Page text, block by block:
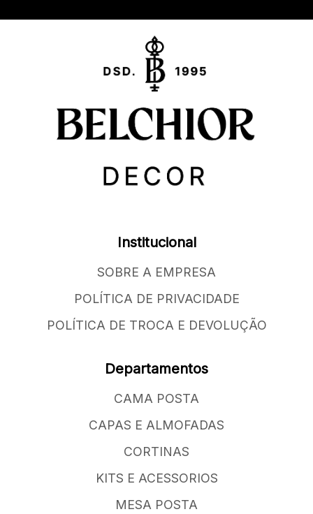
Institucional
SOBRE A EMPRESA
POLÍTICA DE PRIVACIDADE
POLÍTICA DE TROCA E DEVOLUÇÃO
Departamentos
CAMA POSTA
CAPAS E ALMOFADAS
CORTINAS
KITS E ACESSORIOS
MESA POSTA